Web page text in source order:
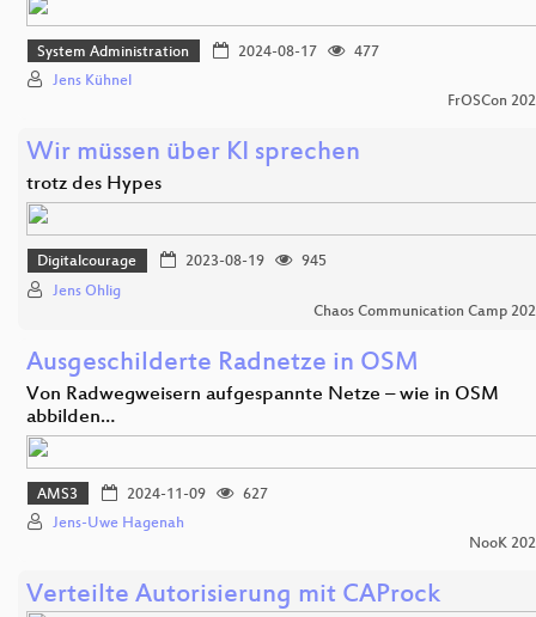
System Administration 2024-08-17
477
Jens Kühnel
FrOSCon
Wir müssen über KI sprechen
trotz des Hypes
Digitalcourage 2023-08-19
945
Jens Ohlig
Chaos Communication Camp
Ausgeschilderte Radnetze in OSM
Von Radwegweisern aufgespannte Netze – wie in OSM
abbilden…
AMS3 2024-11-09
627
Jens-Uwe Hagenah
NooK
Verteilte Autorisierung mit CAProck